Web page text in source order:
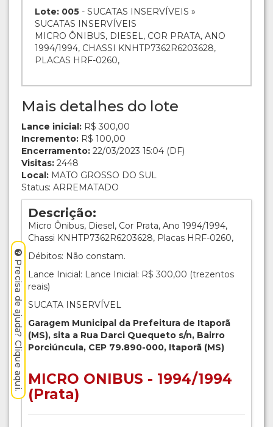
Lote: 005 - SUCATAS INSERVÍVEIS »
SUCATAS INSERVÍVEIS
MICRO ÔNIBUS, DIESEL, COR PRATA, ANO
1994/1994, CHASSI KNHTP7362R6203628,
PLACAS HRF-0260,
Mais detalhes do lote
Lance inicial: R$ 300,00
Incremento: R$ 100,00
Encerramento: 22/03/2023 15:04 (DF)
Visitas: 2448
Local: MATO GROSSO DO SUL
Status: ARREMATADO
Descrição:
Micro Ônibus, Diesel, Cor Prata, Ano 1994/1994,
Chassi KNHTP7362R6203628, Placas HRF-0260,
Débitos: Não constam.
Lance Inicial: Lance Inicial: R$ 300,00 (trezentos
reais)
SUCATA INSERVÍVEL
Garagem Municipal da Prefeitura de Itaporã
(MS), sita a Rua Darci Quequeto s/n, Bairro
Porciúncula, CEP 79.890-000, Itaporã (MS)
MICRO ONIBUS - 1994/1994
(Prata)
Precisa de ajuda? Clique aqui.